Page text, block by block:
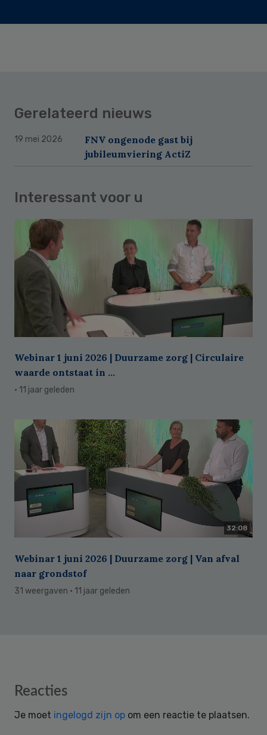
Gerelateerd nieuws
19 mei 2026
FNV ongenode gast bij
jubileumviering ActiZ
Interessant voor u
Webinar 1 juni 2026 | Duurzame zorg | Circulaire
waarde ontstaat in ...
· 11 jaar geleden
32:08
Webinar 1 juni 2026 | Duurzame zorg | Van afval
naar grondstof
31 weergaven · 11 jaar geleden
Reader
Reacties
Je moet ingelogd zijn op om een reactie te plaatsen.